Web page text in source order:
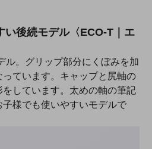
い後続モデル〈ECO-T｜エ
ル。グリップ部分にくぼみを加
ています。キャップと尻軸の
しています。太めの軸の筆記
様でも使いやすいモデルで